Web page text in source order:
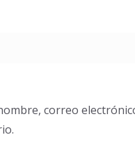
correo